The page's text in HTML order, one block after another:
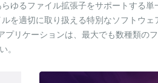
ゆるファイル拡張子をサポートする単
を適切に取り扱える特別なソフトウェ
リケーションは、最大でも数種類の
。